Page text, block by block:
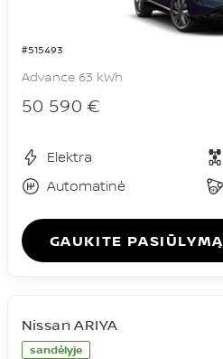
#515493
Advance 63 kWh
50 590 €
Elektra
Automatinė
GAUKITE PASIŪLYMĄ
sandėlyje
Nissan ARIYA